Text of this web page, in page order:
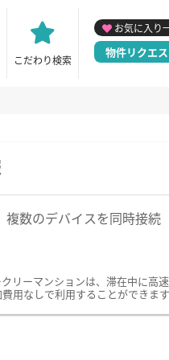
こだわり検索
お気に入り
物件リクエ
複数のデバイスを同時接続
リーマンションは、滞在中に高
用なしで利用することができます